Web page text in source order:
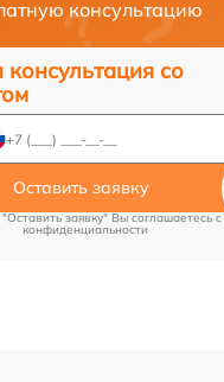
консультацию
консультация со
Оставить заявку
заявку" Вы соглашаетесь c
конфиденциальности